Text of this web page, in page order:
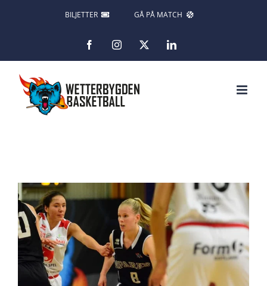
BILJETTER GÅ PÅ MATCH
FacebookInstagram LinkedIn
Visa
större
bild